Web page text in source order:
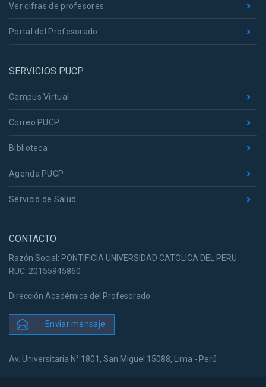
Ver cifras de profesores
Portal del Profesorado
SERVICIOS PUCP
Campus Virtual
Correo PUCP
Biblioteca
Agenda PUCP
Servicio de Salud
CONTACTO
Razón Social: PONTIFICIA UNIVERSIDAD CATOLICA DEL PERU
RUC: 20155945860
Dirección Académica del Profesorado
Enviar mensaje
Av. Universitaria N° 1801, San Miguel 15088, Lima - Perú